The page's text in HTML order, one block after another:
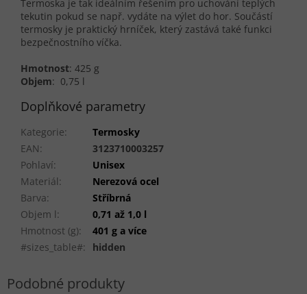
Termoska je tak ideálním řešením pro uchování teplých
tekutin pokud se např. vydáte na výlet do hor. Součástí
termosky je praktický hrníček, který zastává také funkci
bezpečnostního víčka.
Hmotnost: 425 g
Objem: 0,75 l
Doplňkové parametry
Kategorie:
Termosky
EAN:
3123710003257
Pohlaví:
Unisex
Materiál:
Nerezová ocel
Barva:
Stříbrná
Objem l:
0,71 až 1,0 l
Hmotnost (g):
401 g a více
#sizes_table#: hidden